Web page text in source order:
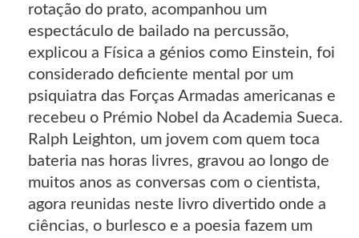
rotação do prato, acompanhou um
espectáculo de bailado na percussão,
explicou a Física a génios como Einstein, foi
considerado deficiente mental por um
psiquiatra das Forças Armadas americanas e
recebeu o Prémio Nobel da Academia Sueca.
Ralph Leighton, um jovem com quem toca
bateria nas horas livres, gravou ao longo de
muitos anos as conversas com o cientista,
agora reunidas neste livro divertido onde a
ciências, o burlesco e a poesia fazem um